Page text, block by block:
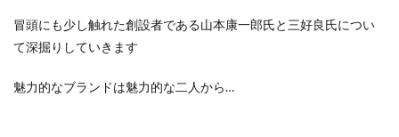
冒頭にも少し触れた創設者である山本康一郎氏と三好良氏につい
て深掘りしていきます
魅力的なブランドは魅力的な二人から…